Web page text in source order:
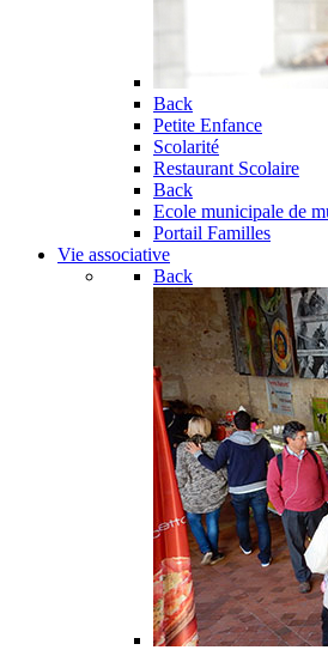
Back
Petite Enfance
Scolarité
Restaurant Scolaire
Back
Ecole municipale de
Portail Familles
Vie associative
Back